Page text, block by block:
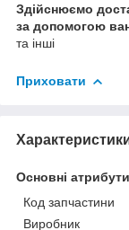
Здійснюємо
за допомогою
та інші
Приховати
Основні атрибути
Код запчастини
Виробник